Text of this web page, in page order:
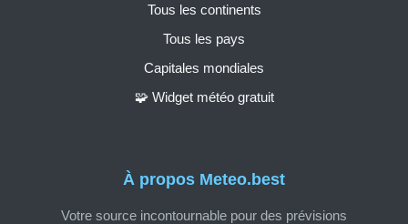
À propos Meteo.best
Votre source incontournable pour des prévisions
Tous les continents
Tous les pays
Capitales mondiales
🧩 Widget météo gratuit